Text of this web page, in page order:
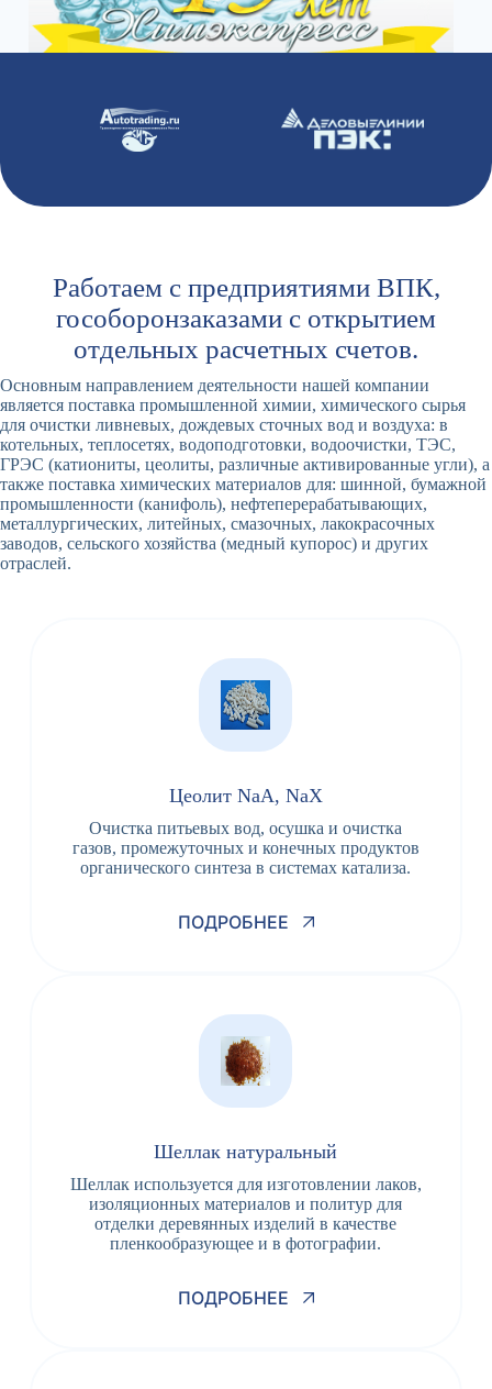
Работаем с предприятиями ВПК,
гособоронзаказами с открытием
отдельных расчетных счетов.
Основным направлением деятельности нашей компании
является поставка промышленной химии, химического сырья
для очистки ливневых, дождевых сточных вод и воздуха: в
котельных, теплосетях, водоподготовки, водоочистки, ТЭС,
ГРЭС (катиониты, цеолиты, различные активированные угли), а
также поставка химических материалов для: шинной, бумажной
промышленности (канифоль), нефтеперерабатывающих,
металлургических, литейных, смазочных, лакокрасочных
заводов, сельского хозяйства (медный купорос) и других
отраслей.
Цеолит NaA, NaX
Очистка питьевых вод, осушка и очистка
газов, промежуточных и конечных продуктов
органического синтеза в системах катализа.
ПОДРОБНЕЕ
Шеллак натуральный
Шеллак используется для изготовлении лаков,
изоляционных материалов и политур для
отделки деревянных изделий в качестве
пленкообразующее и в фотографии.
ПОДРОБНЕЕ